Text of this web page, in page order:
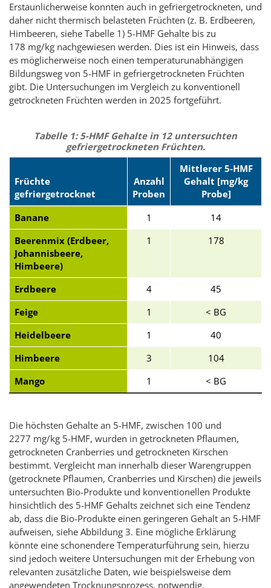
Erstaunlicherweise konnten auch in gefriergetrockneten, und
daher nicht thermisch belasteten Früchten (z. B. Erdbeeren,
Himbeeren, siehe Tabelle 1) 5-HMF Gehalte bis zu
178 mg/kg nachgewiesen werden. Dies ist ein Hinweis, dass
es möglicherweise noch einen temperaturunabhängigen
Bildungsweg von 5-HMF in gefriergetrockneten Früchten
gibt. Die Untersuchungen im Vergleich zu konventionell
getrockneten Früchten werden in 2025 fortgeführt.
Tabelle 1: 5-HMF Gehalte in 12 untersuchten
gefriergetrockneten Früchten.
Früchte
gefriergetrocknet
Anzahl
Proben
Mittlerer 5-HMF
Gehalt [mg/kg
Probe]
Banane
1
14
Beerenmix (Erdbeer,
Johannisbeere,
Himbeere)
1 178
Erdbeere 4
45
Feige
1
< BG
Heidelbeere
1
40
Himbeere
3
104
Mango
1 < BG
Die höchsten Gehalte an 5-HMF, zwischen 100 und
2277 mg/kg 5-HMF, wurden in getrockneten Pflaumen,
getrockneten Cranberries und getrockneten Kirschen
bestimmt. Vergleicht man innerhalb dieser Warengruppen
(getrocknete Pflaumen, Cranberries und Kirschen) die jeweils
untersuchten Bio-Produkte und konventionellen Produkte
hinsichtlich des 5-HMF Gehalts zeichnet sich eine Tendenz
ab, dass die Bio-Produkte einen geringeren Gehalt an 5-HMF
aufweisen, siehe Abbildung 3. Eine mögliche Erklärung
könnte eine schonendere Temperaturführung sein, hierzu
sind jedoch weitere Untersuchungen mit der Erhebung von
relevanten zusätzliche Daten, wie beispielsweise dem
angewendeten Trocknungsprozess, notwendig.